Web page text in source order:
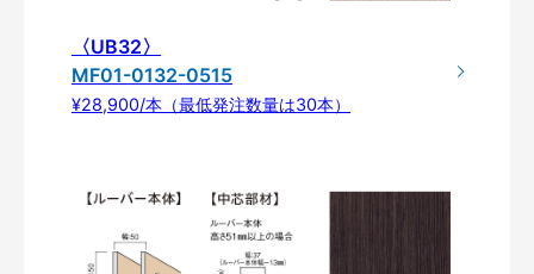
〈UB32〉
MF01-0132-0515
¥28,900/本（最低発注数量は30本）